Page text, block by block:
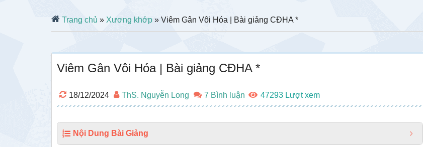
Trang chủ » Xương khớp » Viêm Gân Vôi Hóa | Bài giảng CĐHA *
Viêm Gân Vôi Hóa | Bài giảng CĐHA *
18/12/2024 ThS. Nguyễn Long 7 Bình luận 47293
Nội Dung Bài Giảng